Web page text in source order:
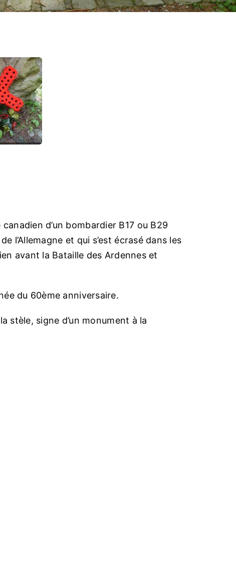
d’un bombardier B17 ou B29
l’Allemagne et qui s’est écrasé dans les
avant la Bataille des Ardennes et
du 60ème anniversaire.
stèle, signe d’un monument à la